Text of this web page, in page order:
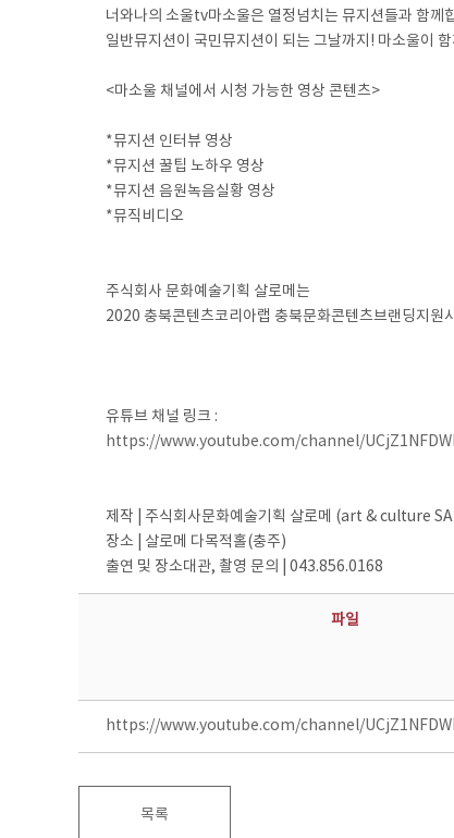
너와나의 소울tv마소울은 열정넘치는 뮤지션들과 함께
일반뮤지션이 국민뮤지션이 되는 그날까지! 마소울이
<마소울 채널에서 시청 가능한 영상 콘텐츠>
*뮤지션 인터뷰 영상
*뮤지션 꿀팁 노하우 영상
*뮤지션 음원녹음실황 영상
*뮤직비디오
주식회사 문화예술기획 살로메는
2020 충북콘텐츠코리아랩 충북문화콘텐츠브랜딩지원
유튜브 채널 링크 :
https://www.youtube.com/channel/
제작 | 주식회사문화예술기획 살로메 (art & culture
장소 | 살로메 다목적홀(충주)
출연 및 장소대관, 촬영 문의 | 043.856.0168
파일
https://www.youtube.com/channel/
목록